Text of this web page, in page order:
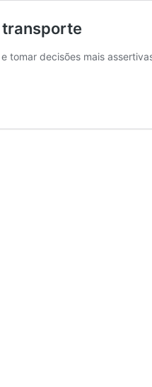
transporte
tomar decisões mais